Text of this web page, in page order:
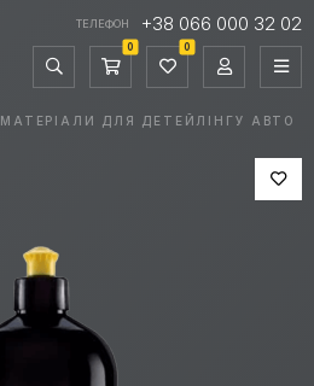
ТЕЛЕФОН +38 066 000 32 02
0 0
МАТЕРІАЛИ ДЛЯ ДЕТЕЙЛІНГУ АВТО